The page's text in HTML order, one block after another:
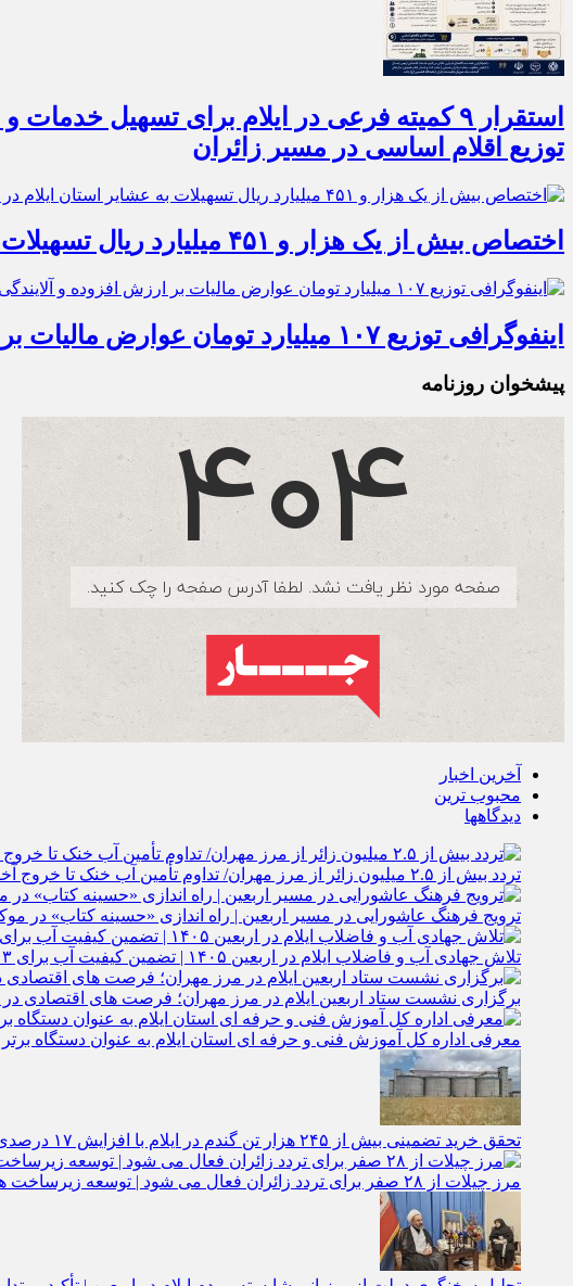
توزیع اقلام اساسی در مسیر زائران
اختصاص بیش از یک هزار و ۴۵۱ میلیارد ریال تسهیلات به عشایر استان ایلام در سال ۱۴۰۵
اینفوگرافی توزیع ۱۰۷ میلیارد تومان عوارض مالیات بر ارزش افزوده و آلایندگی طی دو ماهه نخست ۱۴۰۵ در استان ایلام
پیشخوان روزنامه
آخرین اخبار
محبوب ترین
دیدگاهها
تردد بیش از ۲.۵ میلیون زائر از مرز مهران/ تداوم تأمین آب خنک تا خروج آخرین زائر
ترویج فرهنگ عاشورایی در مسیر اربعین | راه‌ اندازی «حسینه کتاب» در
تلاش جهادی آب و فاضلاب ایلام در اربعین ۱۴۰۵ | تضمین کیفیت آب برای ۳ میلیون مسافر در مسیر مهران
برگزاری نشست ستاد اربعین ایلام در مرز مهران؛ فرصت‌ های اقتصادی در
معرفی اداره کل آموزش فنی و حرفه‌ ای استان ایلام به‌ عنوان دستگاه
تحقق خرید تضمینی بیش از ۲۴۵ هزار تن گندم در ایلام با افزایش ۱۷ درصدی نسبت به سال گذشته
مرز چیلات از ۲۸ صفر برای تردد زائران فعال می‌ شود | توسعه زیرساخت‌ ها و اقتصاد اربعین در دستور کار دولت است | رونمایی از مهر رسمی گذرنامه مرز زمینی چیلات